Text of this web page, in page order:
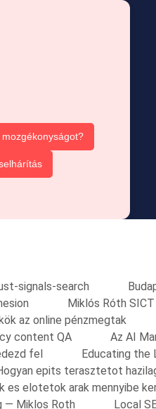
signals-search
Miklós Róth
az online pénzmegtak
content QA
Az AI
fel
Educating the
epits terasztetot
es elotetok arak mennyibe
— Miklos Roth
Local